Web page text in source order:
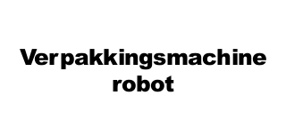
Verpakkingsmachine
robot